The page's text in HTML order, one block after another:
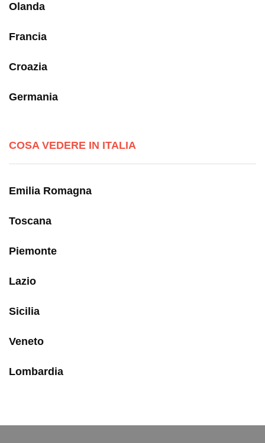
Olanda
Francia
Croazia
Germania
COSA VEDERE IN ITALIA
Emilia Romagna
Toscana
Piemonte
Lazio
Sicilia
Veneto
Lombardia